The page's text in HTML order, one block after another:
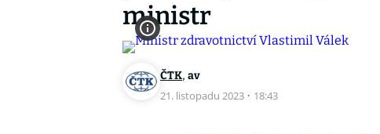
ministr
ČTK, av
21. listopadu 2023 · 18:43